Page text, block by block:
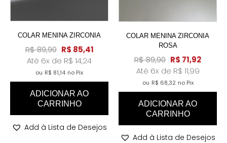
COLAR MENINA ZIRCONIA
R$89,90 R$ 85,41
Até 6x de R$ 14,24
ou R$ 81,14 no Pix
ADICIONAR AO
CARRINHO
Add à Lista de Desejos
COLAR MENINA ZIRCONIA
ROSA
R$89,90 R$ 71,92
Até 6x de R$ 11,99
ou R$ 68,32 no Pix
ADICIONAR AO
CARRINHO
Add à Lista de Desejos